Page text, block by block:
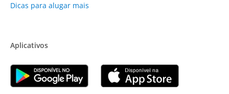
Dicas para alugar mais
Aplicativos